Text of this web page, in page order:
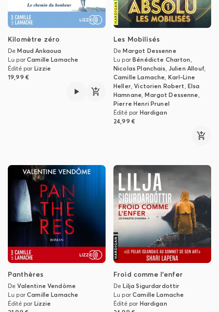
Kilomètre zéro
DeMaud Ankaoua
Lu parCamille Lamache
Édité par Lizzie
19,99 €
Les Mobilisés
DeMargot Dessenne
Lu parBénédicte Charton,
Nicolas Planchais, Julien Allouf,
Camille Lamache, Karl-Line
Heller,Victorien Robert, Elsa
Hamnane,Margot Dessenne,
Pierre Henri Prunel
Édité par Hardigan
24,99 €
Panthères
DeValentine Vendôme
Lu parCamille Lamache
Édité par Lizzie
Froid comme l'enfer
DeLilja Sigurdardottir
Lu parCamille Lamache
Édité par Hardigan